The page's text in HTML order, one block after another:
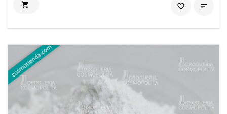
 
favorite_border